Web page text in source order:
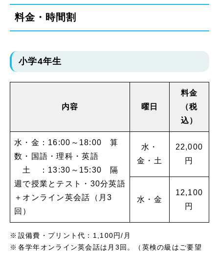
料金・時間割
小学4年生
内容 曜日
料金
（税
込）
水・金：16:00～18:00 算
数・国語・理科・英語
土 ：13:30～15:30 隔
週で授業とテスト・30分英語
＋オンライン英会話（月3
回）
水・
金・土
22,000
円
水・金
12,100
円
設備費・プリント代：1,100円/月
各学年オンライン英会話は月3回。（英検の級はご要望